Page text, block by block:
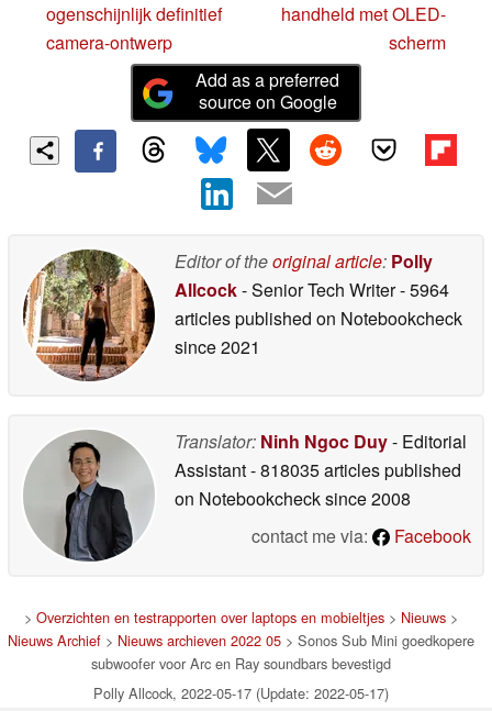
ogenschijnlijk definitief
camera-ontwerp
handheld met OLED-
scherm
Add as a preferred
source on Google
Editor of theoriginal article: Polly
Allcock- Senior Tech Writer- 5964
articles published on Notebookcheck
since 2021
Translator: Ninh Ngoc Duy- Editorial
Assistant- 818035 articles published
on Notebookchecksince 2008
contact me via:
Facebook
> Overzichten en testrapporten over laptops en mobieltjes> Nieuws>
Nieuws Archief> Nieuws archieven 2022 05> Sonos Sub Mini goedkopere
subwoofer voor Arc en Ray soundbars bevestigd
Polly Allcock, 2022-05-17 (Update: 2022-05-17)